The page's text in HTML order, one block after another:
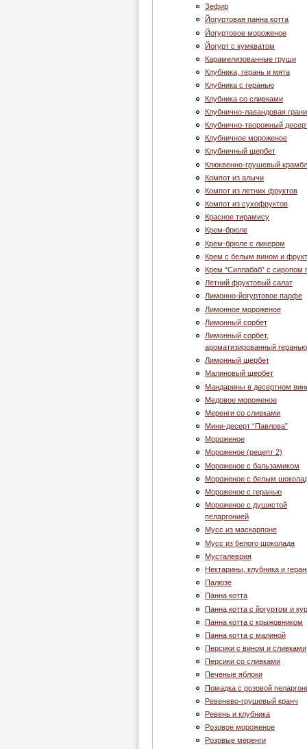
Зефир
Йогуртовая панна котта
Йогуртовое мороженое
Йогурт с кумкватом
Карамелизованные груши
Клубника, герань и мята
Клубника c геранью
Клубника со сливками
Клубнично-лавандовая
Клубнично-творожный
Клубничное мороженое
Клубничный щербет
Клюквенно-грушевый
Компот из алычи
Компот из летних фруктов
Компот из сухофруктов
Красное тирамису
Крем-брюле
Крем-брюле с ликером
Крем с белым вином и
Крем “Cиллабаб” с сиропом
Летний фруктовый салат
Лимонно-йогуртовое парфе
Лимонное мороженое
Лимонный сорбет
Лимонный сорбет,
ароматизированный геранью
Лимонный щербет
Малиновый щербет
Мандарины в десертном
Медовое мороженое
Меренги со сливками
Мини-десерт “Павлова”
Мороженое
Мороженое (рецепт 2)
Мороженое с бальзамиком
Мороженое с белым
Мороженое с геранью
Мороженое с душистой
пеларгонией
Муcc из маскарпоне
Мусс из белого шоколада
Мусталеврия
Нектарины, клубника и
Палюзе
Панна котта
Панна котта с йогуртом и
Панна котта с крыжовником
Панна котта с малиной
Персики с вином и сливками
Персики со сливками
Печеные яблоки
Помадка с розовой
Ревенево-грушевый кранч
Ревень и клубника
Розовое мороженое
Розовые меренги